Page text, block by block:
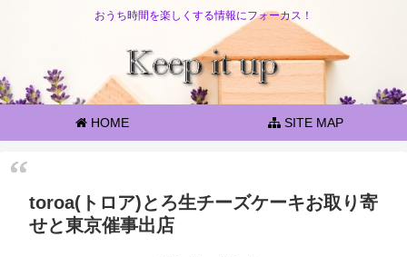
おうち時間を楽しくする情報にフォーカス！
HOME SITE MAP
toroa(トロア)とろ生チーズケーキお取り寄
せと東京催事出店